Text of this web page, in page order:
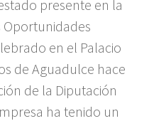
presente en la
Oportunidades
en el Palacio
de Aguadulce hace
de la Diputación
ha tenido un